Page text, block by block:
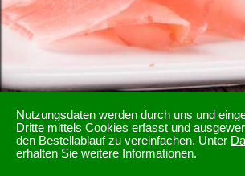
Nutzungsdaten werden durch uns und
Dritte mittels Cookies erfasst und
den Bestellablauf zu vereinfachen. Unter
erhalten Sie weitere Informationen.